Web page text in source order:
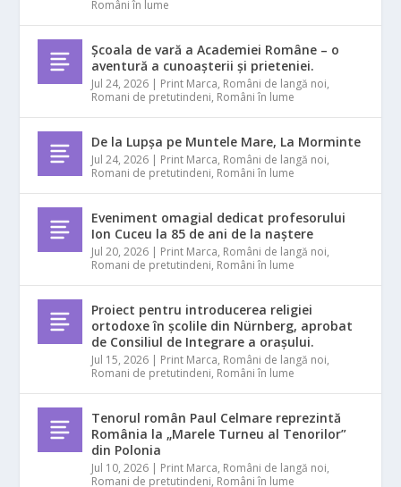
Români în lume
Școala de vară a Academiei Române – o
aventură a cunoașterii și prieteniei.
Jul 24, 2026 | Print Marca, Români de langă noi,
Romani de pretutindeni, Români în lume
De la Lupșa pe Muntele Mare, La Morminte
Jul 24, 2026 | Print Marca, Români de langă noi,
Romani de pretutindeni, Români în lume
Eveniment omagial dedicat profesorului
Ion Cuceu la 85 de ani de la naștere
Jul 20, 2026 | Print Marca, Români de langă noi,
Romani de pretutindeni, Români în lume
Proiect pentru introducerea religiei
ortodoxe în școlile din Nürnberg, aprobat
de Consiliul de Integrare a orașului.
Jul 15, 2026 | Print Marca, Români de langă noi,
Romani de pretutindeni, Români în lume
Tenorul român Paul Celmare reprezintă
România la „Marele Turneu al Tenorilor”
din Polonia
Jul 10, 2026 | Print Marca, Români de langă noi,
Romani de pretutindeni, Români în lume